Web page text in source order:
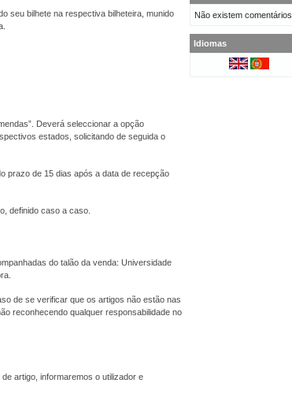
seu bilhete na respectiva bilheteira, munido
Deverá seleccionar a opção
estados, solicitando de seguida o
prazo de 15 dias após a data de recepção
definido caso a caso.
do talão da venda: Universidade
de se verificar que os artigos não estão nas
reconhecendo qualquer responsabilidade no
artigo, informaremos o utilizador e
Não existem comentários
Idiomas